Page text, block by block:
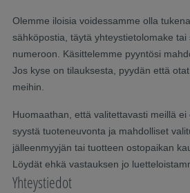
Olemme iloisia voidessamme olla
sähköpostia, täytä yhteystietolomake tai
numeroon. Käsittelemme pyyntösi
Jos kyse on tilauksesta, pyydän että
meihin.
Huomaathan, että valitettavasti meillä
syystä tuoteneuvonta ja mahdolliset
jälleenmyyjän tai tuotteen ostopaikan
Löydät ehkä vastauksen jo
Yhteystiedot